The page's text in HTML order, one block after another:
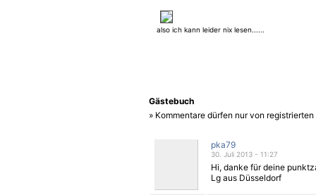
also ich kann leider nix lesen......
Gästebuch
» Kommentare dürfen nur von
pka79
30. Juli 2013 - 11:27
Hi, danke für deine
Lg aus Düsseldorf